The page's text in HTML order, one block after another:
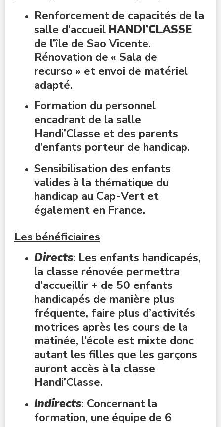
Renforcement de capacités de la
salle d’accueil HANDI’CLASSE
de l’île de Sao Vicente.
Rénovation de « Sala de
recurso » et envoi de matériel
adapté.
Formation du personnel
encadrant de la salle
Handi’Classe et des parents
d’enfants porteur de handicap.
Sensibilisation des enfants
valides à la thématique du
handicap au Cap-Vert et
également en France.
Les bénéficiaires
Directs: Les enfants handicapés,
la classe rénovée permettra
d’accueillir + de 50 enfants
handicapés de manière plus
fréquente, faire plus d’activités
motrices après les cours de la
matinée, l’école est mixte donc
autant les filles que les garçons
auront accès à la classe
Handi’Classe.
Indirects: Concernant la
formation, une équipe de 6